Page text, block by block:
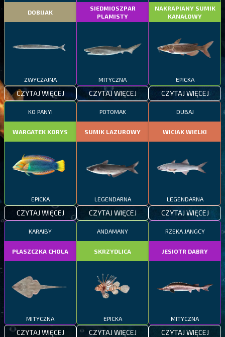
DOBIJAK
ZWYCZAJNA
CZYTAJ WIĘCEJ
SIEDMIOSZPAR
PLAMISTY
MITYCZNA
CZYTAJ WIĘCEJ
NAKRAPIANY SUMIK
KANAŁOWY
EPICKA
CZYTAJ WIĘCEJ
KO PANYI
WARGATEK KORYS
EPICKA
CZYTAJ WIĘCEJ
POTOMAK
SUMIK LAZUROWY
LEGENDARNA
CZYTAJ WIĘCEJ
DUBAJ
WICIAK WIELKI
LEGENDARNA
CZYTAJ WIĘCEJ
KARAIBY
PŁASZCZKA CHOLA
MITYCZNA
CZYTAJ WIĘCEJ
ANDAMANY
SKRZYDLICA
EPICKA
CZYTAJ WIĘCEJ
RZEKA JANGCY
JESIOTR DABRY
MITYCZNA
CZYTAJ WIĘCEJ